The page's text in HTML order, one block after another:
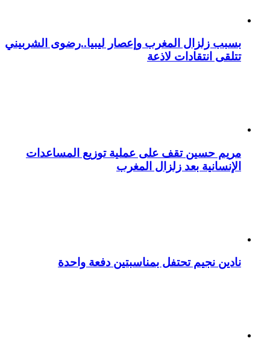
بسبب زلزال المغرب وإعصار ليبيا..رضوى الشربيني
تتلقى انتقادات لاذعة
مريم حسين تقف على عملية توزيع المساعدات
الإنسانية بعد زلزال المغرب
نادين نجيم تحتفل بمناسبتين دفعة واحدة